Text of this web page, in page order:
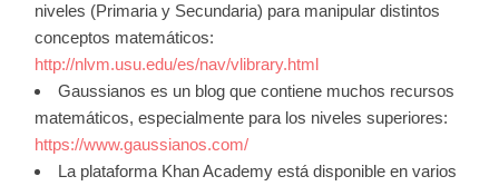
niveles (Primaria y Secundaria) para manipular distintos
conceptos matemáticos:
http://nlvm.usu.edu/es/nav/vlibrary.html
Gaussianos es un blog que contiene muchos recursos
matemáticos, especialmente para los niveles superiores:
https://www.gaussianos.com/
La plataforma Khan Academy está disponible en varios